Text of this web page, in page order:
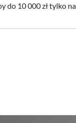
do 10 000 zł tylko